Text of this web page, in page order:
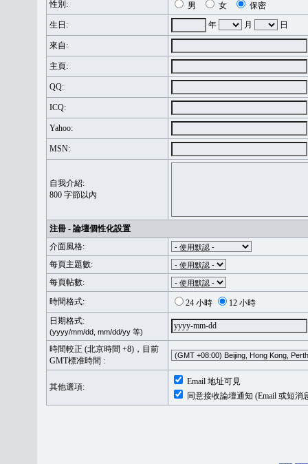
性別:
男 女
保密
生日:
年 月 日
來自:
主頁:
QQ:
ICQ:
Yahoo:
MSN:
自我介紹:
800 字節以內
注冊 - 論壇個性化設置
介面風格:
每頁主題數:
每頁帖數:
時間格式:
24 小時
12 小時
日期格式:
(yyyy/mm/dd, mm/dd/yy 等)
時間較正 (北京時間 +8)，目前
GMT標准時間 :
其他選項:
Email 地址可見
同意接收論壇通知 (Email 或短消